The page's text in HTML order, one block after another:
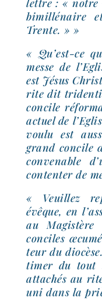
lettre : « notre
bimil­lé­naire
Trente. » »
« Qu’est-​ce
messe de
est Jésus
rite dit
concile
actuel de
vou­lu est
grand concile
conve­nable
conten­ter de
« Veuillez
évêque, en
au
conciles
teur du
ti­mer du tout
atta­chés au
uni dans la